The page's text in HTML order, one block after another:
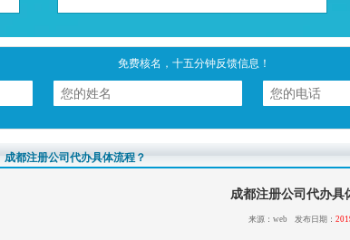
免费核名，十五分钟反馈信息！
成都注册公司代办具体流程？
成都注册公司代办具
来源：web 发布日期：